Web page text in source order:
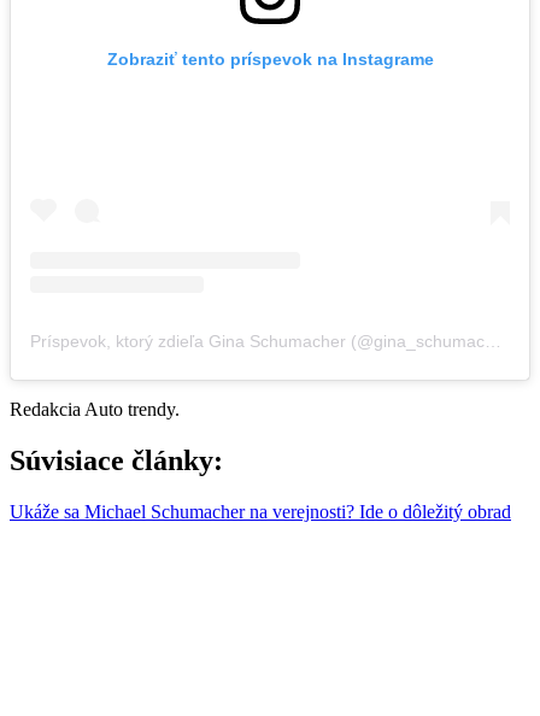
Zobraziť tento príspevok na Instagrame
Príspevok, ktorý zdieľa Gina Schumacher (@gina_schumacher)
Redakcia Auto trendy.
Súvisiace články:
Ukáže sa Michael Schumacher na verejnosti? Ide o dôležitý obrad